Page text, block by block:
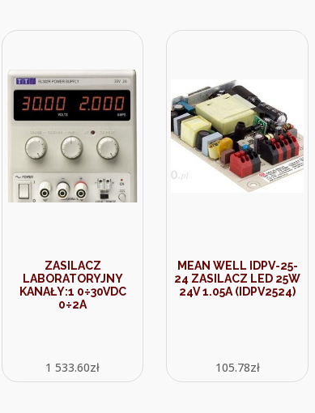
ZASILACZ
LABORATORYJNY
KANAŁY:1 0÷30VDC
0÷2A
1 533.60zł
MEAN WELL IDPV-25-
24 ZASILACZ LED 25W
24V 1.05A (IDPV2524)
105.78zł